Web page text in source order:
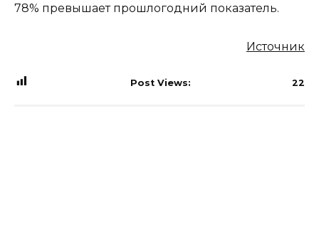
78% превышает прошлогодний показатель.
Источник
Post Views: 22